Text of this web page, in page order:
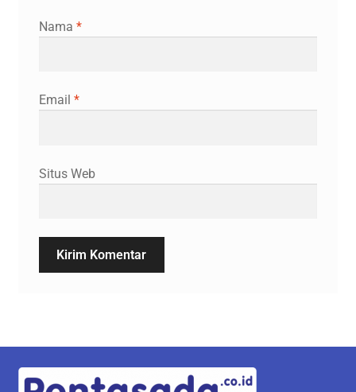
Nama *
Email *
Situs Web